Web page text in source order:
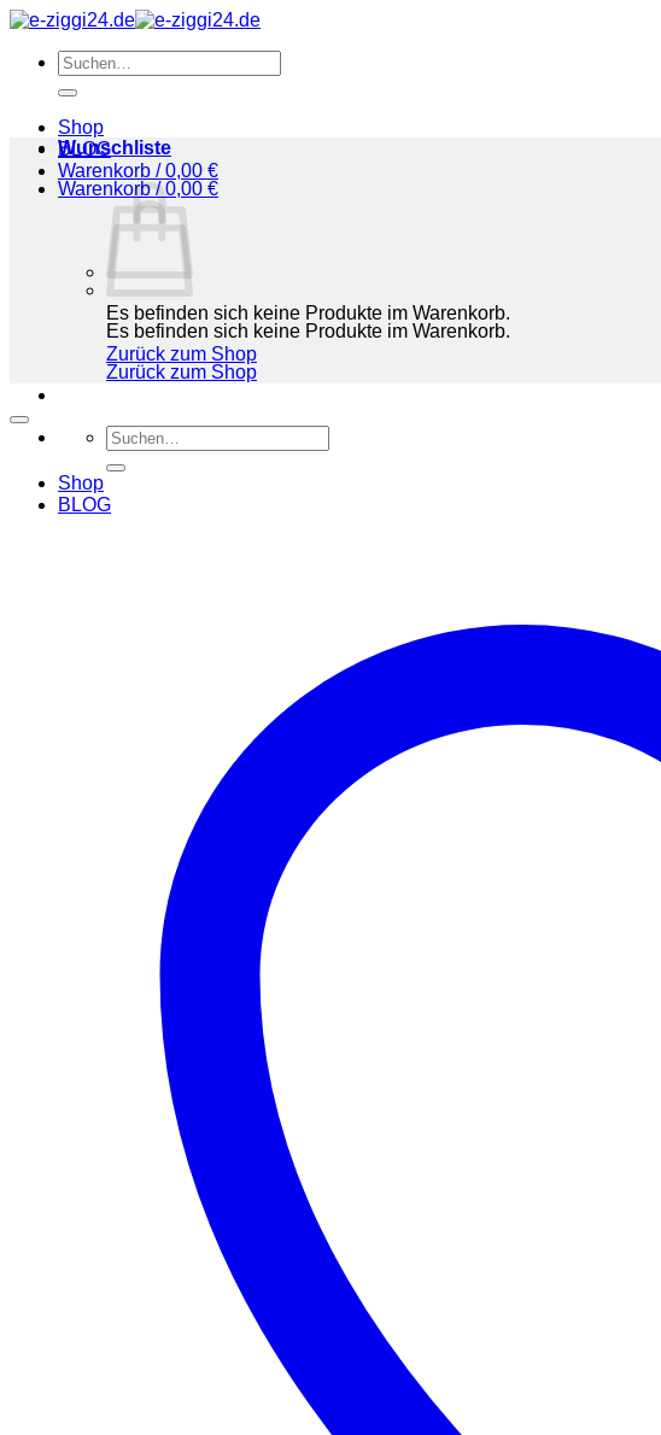
Zum
springenSuchen
nach:
Shop
BLOG
Warenkorb /0,00 €
Es befinden sich keine Produkte im Warenkorb.
Zurück zum Shop
Suchen
nach:
Shop
BLOG
Wunschliste
Warenkorb /0,00 €
Es befinden sich keine Produkte im Warenkorb.
Zurück zum Shop